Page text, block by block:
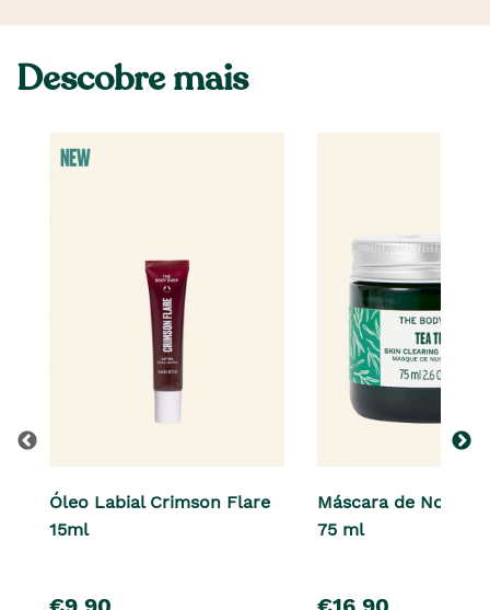
Descobre mais
Óleo Labial Crimson Flare
15ml
Máscara de Noite
75 ml